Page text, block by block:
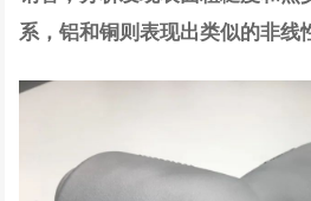
系，铝和铜则表现出类似的非线